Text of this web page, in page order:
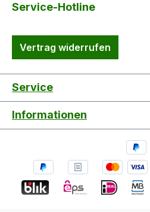
Service-Hotline
Vertrag widerrufen
Service
Informationen